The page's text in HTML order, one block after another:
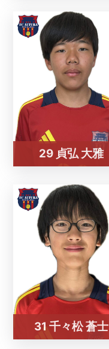
29 貞弘 大雅
31 千々松 蒼士